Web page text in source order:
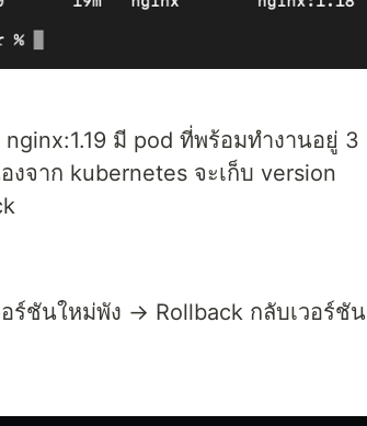
มี pod ที่พร้อมทำงานอยู่ 3
งจาก kubernetes จะเก็บ version
ร์ชันใหม่พัง → Rollback กลับเวอร์ชัน